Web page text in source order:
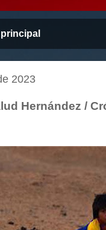
2023
Hernández /